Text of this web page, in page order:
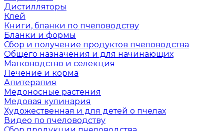
Дистилляторы
Клей
Книги, бланки по пчеловодству
Бланки и формы
Сбор и получение продуктов пчеловодства
Общего назначения и для начинающих
Матководство и селекция
Лечение и корма
Апитерапия
Медоносные растения
Медовая кулинария
Художественная и для детей о пчелах
Видео по пчеловодству